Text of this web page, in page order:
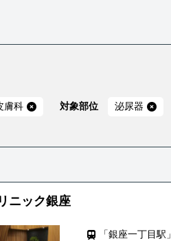
膚科 対象部位 泌尿器
ニック銀座
「銀座一丁目